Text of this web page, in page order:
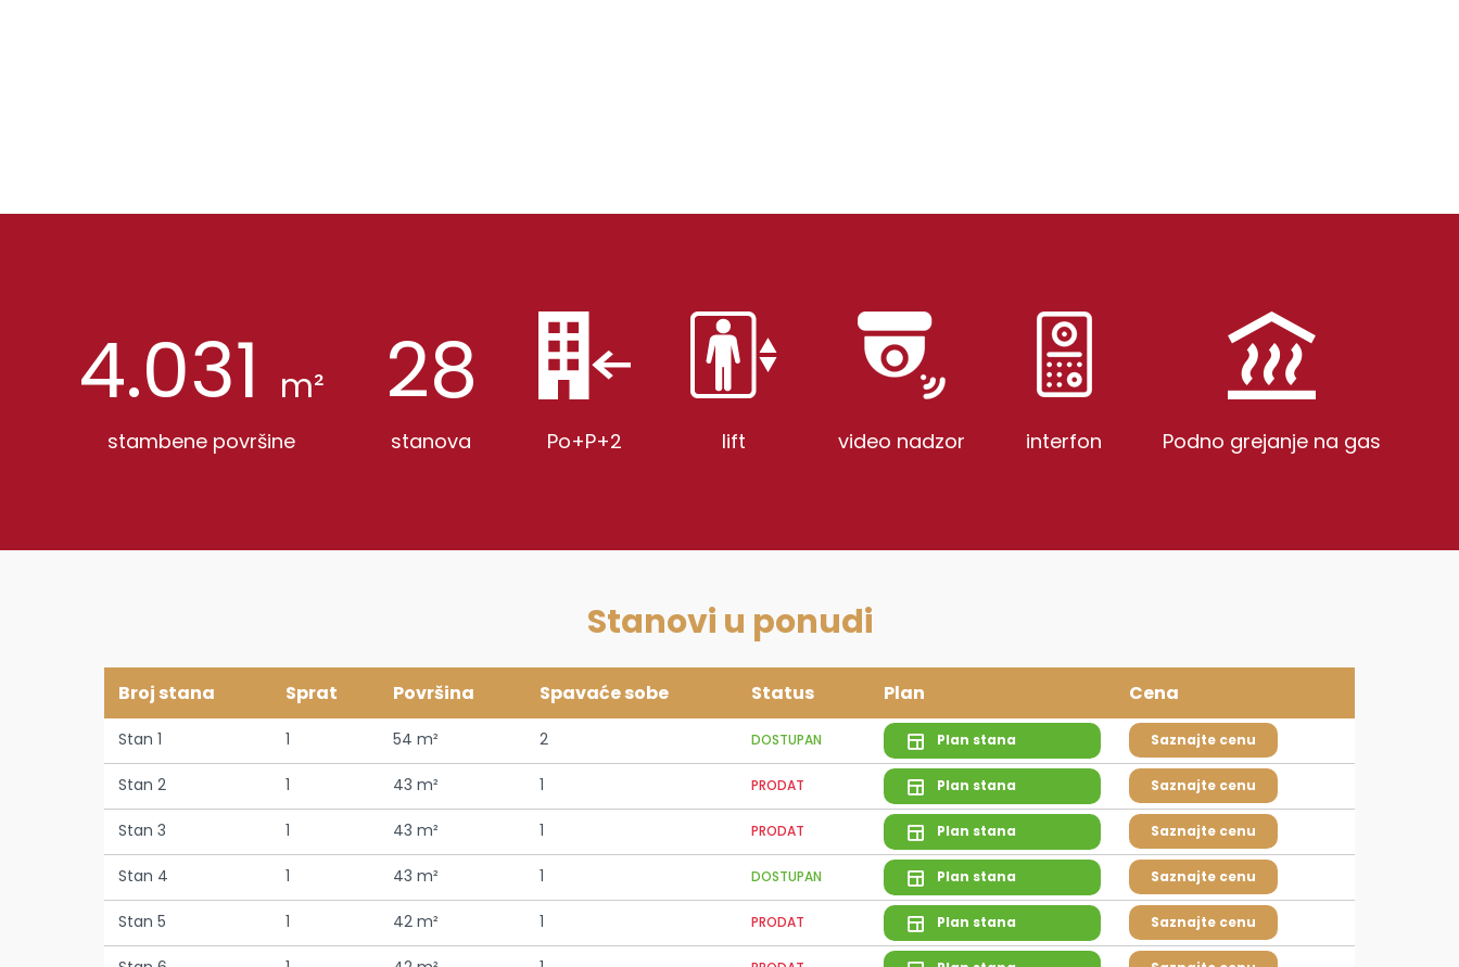
4.031 m²
stambene površine
28
stanova Po+P+2 lift video nadzor interfon Podno grejanje na gas
Stanovi u ponudi
Broj stana Sprat Površina Spavaće sobe Status Plan Cena
Stan 1 1 54 m² 2 DOSTUPAN Plan stana Saznajte cenu
Stan 2 1 43 m² 1 PRODAT Plan stana Saznajte cenu
Stan 3 1 43 m² 1 PRODAT Plan stana Saznajte cenu
Stan 4 1 43 m² 1 DOSTUPAN Plan stana Saznajte cenu
Stan 5 1 42 m² 1 PRODAT Plan stana Saznajte cenu